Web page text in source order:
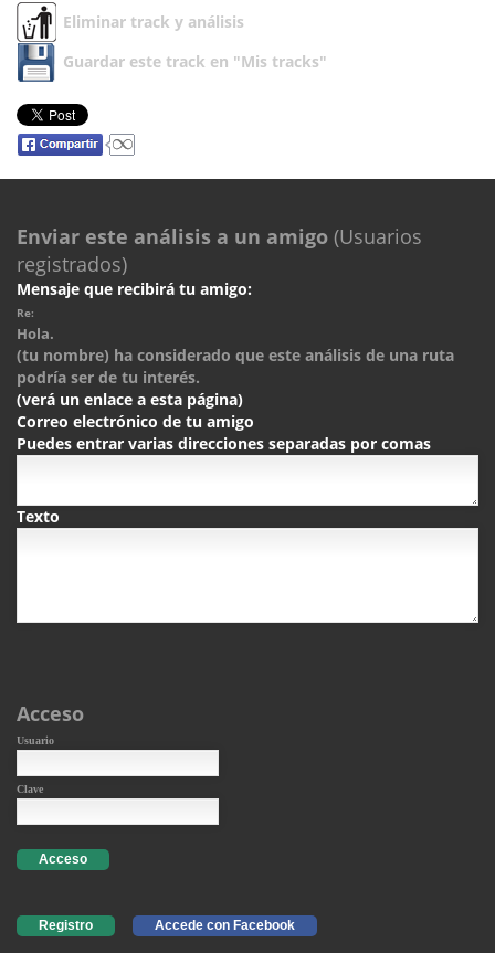
Eliminar track y análisis
Guardar este track en "Mis tracks"
Enviar este análisis a un amigo (Usuarios
registrados)
Mensaje que recibirá tu amigo:
Re:
Hola.
(tu nombre) ha considerado que este análisis de una ruta
podría ser de tu interés.
(verá un enlace a esta página)
Correo electrónico de tu amigo
Puedes entrar varias direcciones separadas por comas
Texto
Acceso
Usuario
Clave
Acceso
Registro Accede con Facebook